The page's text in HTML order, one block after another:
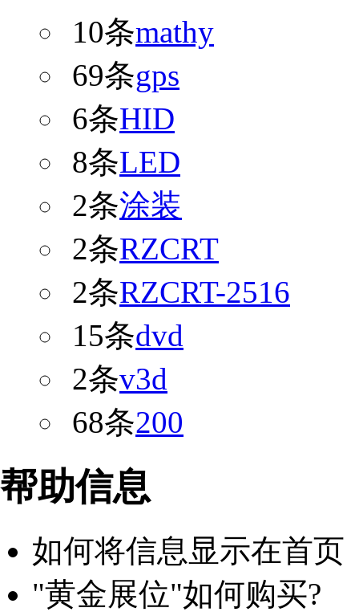
10条mathy
69条gps
6条HID
8条LED
2条涂装
2条RZCRT
2条RZCRT-2516
15条dvd
2条v3d
68条200
帮助信息
如何将信息显示在首页
"黄金展位"如何购买?